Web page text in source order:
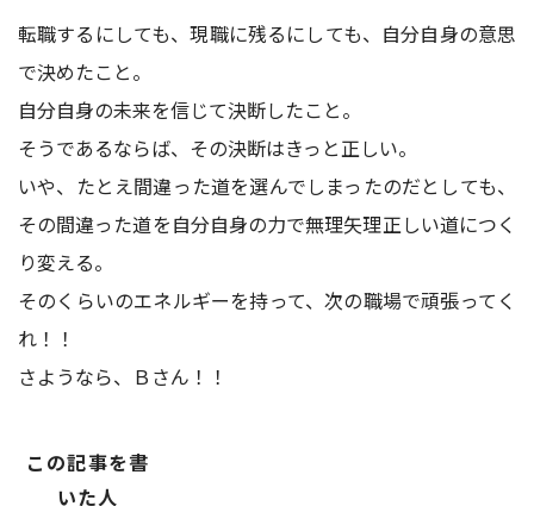
転職するにしても、現職に残るにしても、自分自身の意思
で決めたこと。
自分自身の未来を信じて決断したこと。
そうであるならば、その決断はきっと正しい。
いや、たとえ間違った道を選んでしまったのだとしても、
その間違った道を自分自身の力で無理矢理正しい道につく
り変える。
そのくらいのエネルギーを持って、次の職場で頑張ってく
れ！！
さようなら、Ｂさん！！
この記事を書
いた人